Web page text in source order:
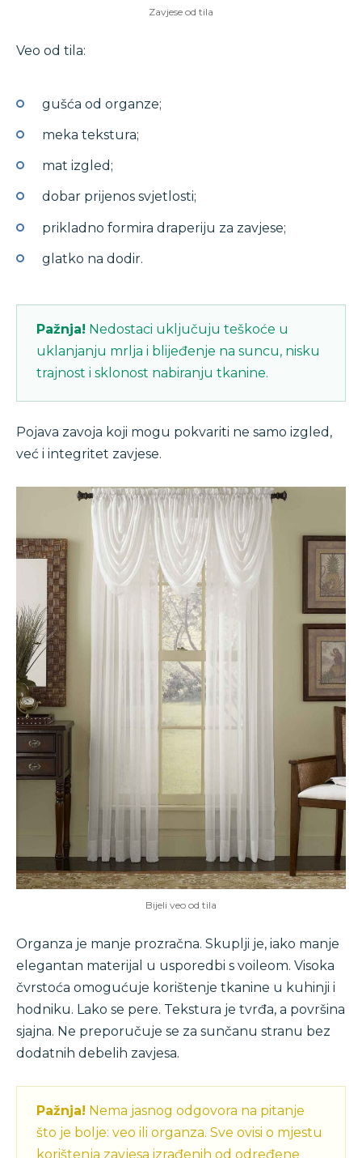
Zavjese od tila
Veo od tila:
gušća od organze;
meka tekstura;
mat izgled;
dobar prijenos svjetlosti;
prikladno formira draperiju za zavjese;
glatko na dodir.
Pažnja! Nedostaci uključuju teškoće u
uklanjanju mrlja i blijeđenje na suncu, nisku
trajnost i sklonost nabiranju tkanine.
Pojava zavoja koji mogu pokvariti ne samo izgled,
već i integritet zavjese.
Bijeli veo od tila
Organza je manje prozračna. Skuplji je, iako manje
elegantan materijal u usporedbi s voileom. Visoka
čvrstoća omogućuje korištenje tkanine u kuhinji i
hodniku. Lako se pere. Tekstura je tvrđa, a površina
sjajna. Ne preporučuje se za sunčanu stranu bez
dodatnih debelih zavjesa.
Pažnja! Nema jasnog odgovora na pitanje
što je bolje: veo ili organza. Sve ovisi o mjestu
korištenja zavjesa izrađenih od određene